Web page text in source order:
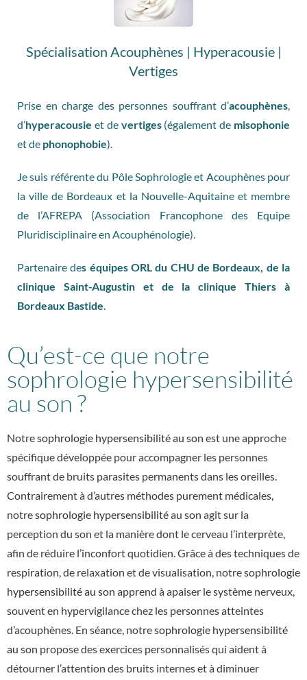
Spécialisation Acouphènes | Hyperacousie |
Vertiges
Prise en charge des personnes souffrant d’acouphènes,
d’hyperacousie et de vertiges (également de misophonie
et de phonophobie).
Je suis référente du Pôle Sophrologie et Acouphènes pour
la ville de Bordeaux et la Nouvelle-Aquitaine et membre
de l’AFREPA (Association Francophone des Equipe
Pluridisciplinaire en Acouphénologie).
Partenaire des équipes ORL du CHU de Bordeaux, de la
clinique Saint-Augustin et de la clinique Thiers à
Bordeaux Bastide.
Qu’est-ce que notre
sophrologie hypersensibilité
au son ?
Notresophrologie hypersensibilité au son est une approche
spécifique développée pour accompagner les personnes
souffrant de bruits parasites permanents dans les oreilles.
Contrairement à d’autres méthodes purement médicales,
notresophrologie hypersensibilité au son agit sur la
perception du son et la manière dont le cerveau l’interprète,
afin de réduire l’inconfort quotidien. Grâce à des techniques de
respiration, de relaxation et de visualisation, notresophrologie
hypersensibilité au son apprend à apaiser le système nerveux,
souvent en hypervigilance chez les personnes atteintes
d’acouphènes. En séance, notresophrologie hypersensibilité
au son propose des exercices personnalisés qui aident à
détourner l’attention des bruits internes et à diminuer